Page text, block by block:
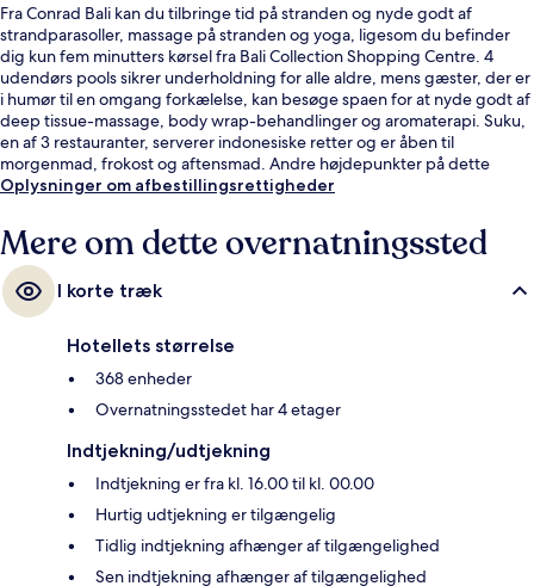
Fra Conrad Bali kan du tilbringe tid på stranden og nyde godt af
strandparasoller, massage på stranden og yoga, ligesom du befinder
dig kun fem minutters kørsel fra Bali Collection Shopping Centre. 4
udendørs pools sikrer underholdning for alle aldre, mens gæster, der er
i humør til en omgang forkælelse, kan besøge spaen for at nyde godt af
deep tissue-massage, body wrap-behandlinger og aromaterapi. Suku,
en af 3 restauranter, serverer indonesiske retter og er åben til
morgenmad, frokost og aftensmad. Andre højdepunkter på dette
resort med luksusfaciliteter omfatter 2 barer/lounger, en gratis
hjælpsomme personale og generelle forhold.
Oplysninger om afbestillingsrettigheder
Mere om dette overnatningssted
I korte træk
Hotellets størrelse
368 enheder
Overnatningsstedet har 4 etager
Indtjekning/udtjekning
Indtjekning er fra kl. 16.00 til kl. 00.00
Hurtig udtjekning er tilgængelig
Tidlig indtjekning afhænger af tilgængelighed
Sen indtjekning afhænger af tilgængelighed